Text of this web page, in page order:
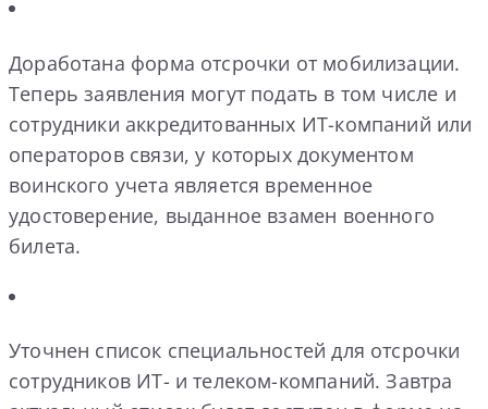
Доработана форма отсрочки от мобилизации.
Теперь заявления могут подать в том числе и
сотрудники аккредитованных ИТ-компаний или
операторов связи, у которых документом
воинского учета является временное
удостоверение, выданное взамен военного
билета.
Уточнен список специальностей для отсрочки
сотрудников ИТ- и телеком-компаний. Завтра